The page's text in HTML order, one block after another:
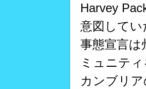
Harvey
意図して
事態宣言は
ミュニテ
カンブリ